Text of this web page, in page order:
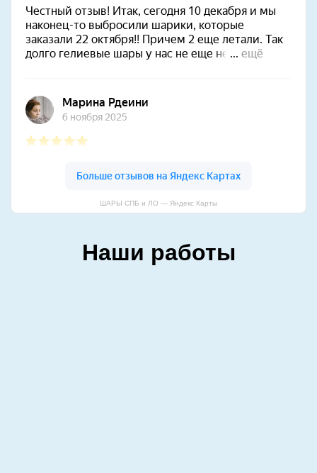
ШАРЫ СПБ и ЛО — Яндекс Карты
Наши работы